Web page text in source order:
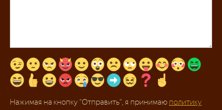
Нажимая на кнопку "Отправить", я принимаю политику